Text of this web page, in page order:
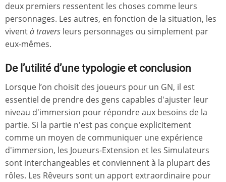
deux premiers ressentent les choses comme leurs
personnages. Les autres, en fonction de la situation, les
viventà travers leurs personnages ou simplement par
eux-mêmes.
De l’utilité d’une typologie et conclusion
Lorsque l’on choisit des joueurs pour un GN, il est
essentiel de prendre des gens capables d'ajuster leur
niveau d'immersion pour répondre aux besoins de la
partie. Si la partie n'est pas conçue explicitement
comme un moyen de communiquer une expérience
d'immersion, les Joueurs-Extension et les Simulateurs
sont interchangeables et conviennent à la plupart des
rôles. Les Rêveurs sont un apport extraordinaire pour